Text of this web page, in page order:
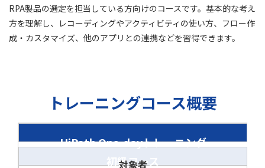
RPA製品の選定を担当している方向けのコースです。基本的な考え
方を理解し、レコーディングやアクティビティの使い方、フロー作
成・カスタマイズ、他のアプリとの連携などを習得できます。
トレーニングコース概要
UiPath One-dayトレーニング
初級コース
対象者